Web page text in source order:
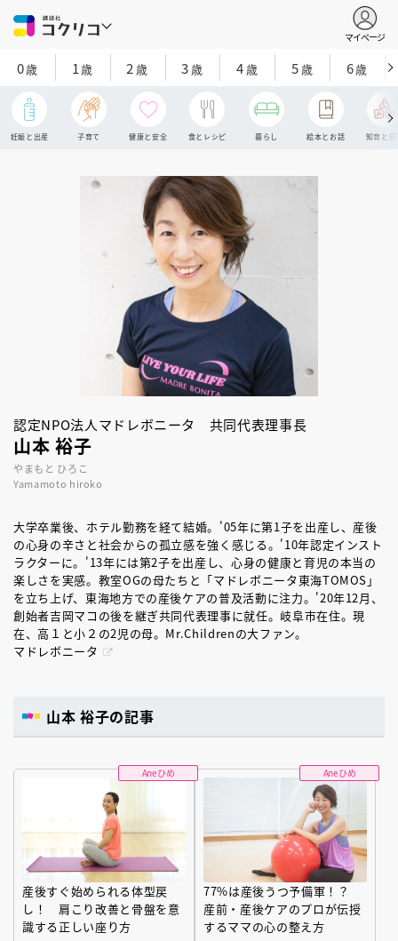
マイページ
0歳 1歳 2 歳 3歳 4歳 5歳 6歳
妊娠と出産 子育て 健康と安全 食とレシピ 暮らし 絵本とお話 知育と探
認定NPO法人マドレボニータ 共同代表理事長
山本 裕子
やまもと ひろこ
Yamamoto hiroko
大学卒業後、ホテル勤務を経て結婚。'05年に第1子を出産し、産後
の心身の辛さと社会からの孤立感を強く感じる。'10年認定インスト
ラクターに。'13年には第2子を出産し、心身の健康と育児の本当の
楽しさを実感。教室OGの母たちと「マドレボニータ東海TOMOS」
を立ち上げ、東海地方での産後ケアの普及活動に注力。'20年12月、
創始者吉岡マコの後を継ぎ共同代表理事に就任。岐阜市在住。現
在、高１と小２の2児の母。Mr.Childrenの大ファン。
マドレボニータ
山本 裕子の記事
Aneひめ
産後すぐ始められる体型戻
し！ 肩こり改善と骨盤を意
識する正しい座り方
Aneひめ
77%は産後うつ予備軍！？
産前・産後ケアのプロが伝授
するママの心の整え方